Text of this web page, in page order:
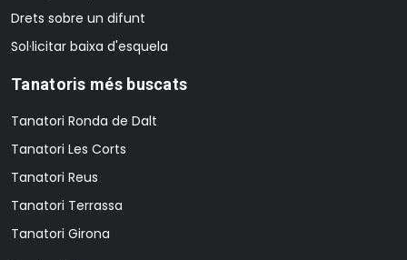
Drets sobre un difunt
Sol·licitar baixa d'esquela
Tanatoris més buscats
Tanatori Ronda de Dalt
Tanatori Les Corts
Tanatori Reus
Tanatori Terrassa
Tanatori Girona